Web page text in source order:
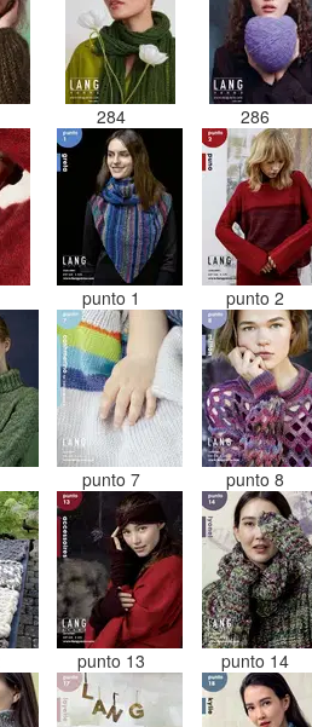
284 286
punto 1 punto 2
punto 7 punto 8
punto 13 punto 14